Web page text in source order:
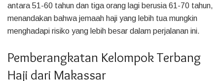
antara 51-60 tahun dan tiga orang lagi berusia 61-70 tahun,
menandakan bahwa jemaah haji yang lebih tua mungkin
menghadapi risiko yang lebih besar dalam perjalanan ini.
Pemberangkatan Kelompok Terbang
Haji dari Makassar